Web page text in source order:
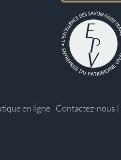
en ligne | Contactez-nous |